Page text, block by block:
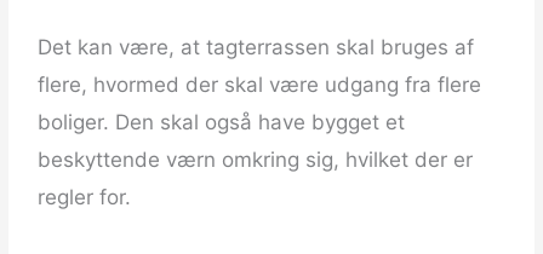
Det kan være, at tagterrassen skal bruges af
flere, hvormed der skal være udgang fra flere
boliger. Den skal også have bygget et
beskyttende værn omkring sig, hvilket der er
regler for.